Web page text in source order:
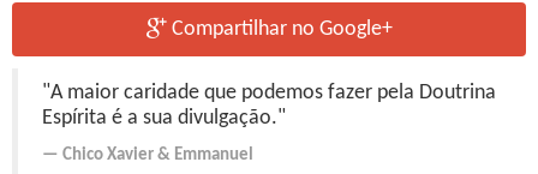
Compartilhar no Google+
"A maior caridade que podemos fazer pela Doutrina
Espírita é a sua divulgação."
Chico Xavier & Emmanuel